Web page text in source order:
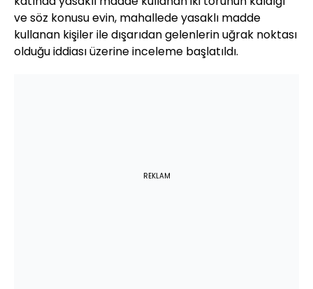
ve söz konusu evin, mahallede yasaklı madde
kullanan kişiler ile dışarıdan gelenlerin uğrak noktası
olduğu iddiası üzerine inceleme başlatıldı.
REKLAM